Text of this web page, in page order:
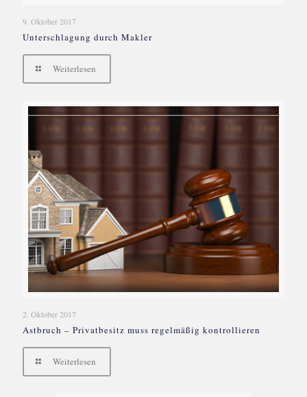
9. Oktober 2017
Unterschlagung durch Makler
Weiterlesen
2. Oktober 2017
Astbruch – Privatbesitz muss regelmäßig kontrollieren
Weiterlesen